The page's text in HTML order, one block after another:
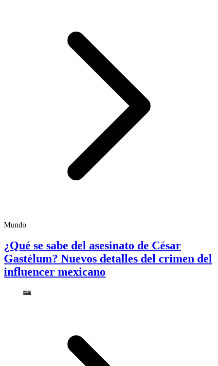
Mundo
¿Qué se sabe del asesinato de César
Gastélum? Nuevos detalles del crimen del
influencer mexicano